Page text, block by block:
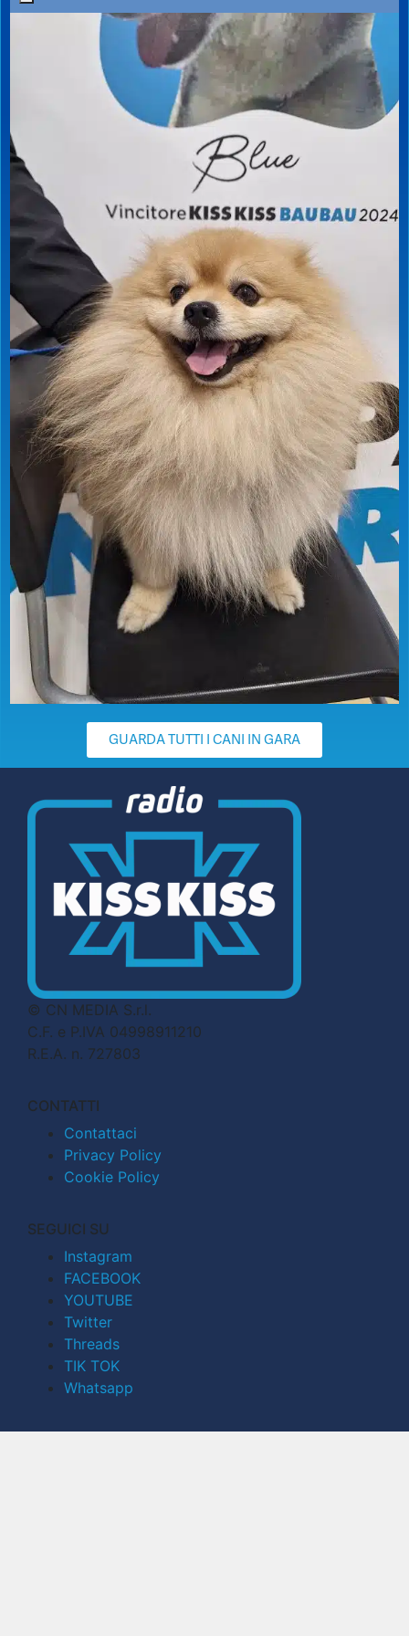
GUARDA TUTTI I CANI IN GARA
© CN MEDIA S.r.l.
C.F. e P.IVA 04998911210
R.E.A. n. 727803
CONTATTI
Contattaci
Privacy Policy
Cookie Policy
SEGUICI SU
Instagram
FACEBOOK
YOUTUBE
Twitter
Threads
TIK TOK
Whatsapp